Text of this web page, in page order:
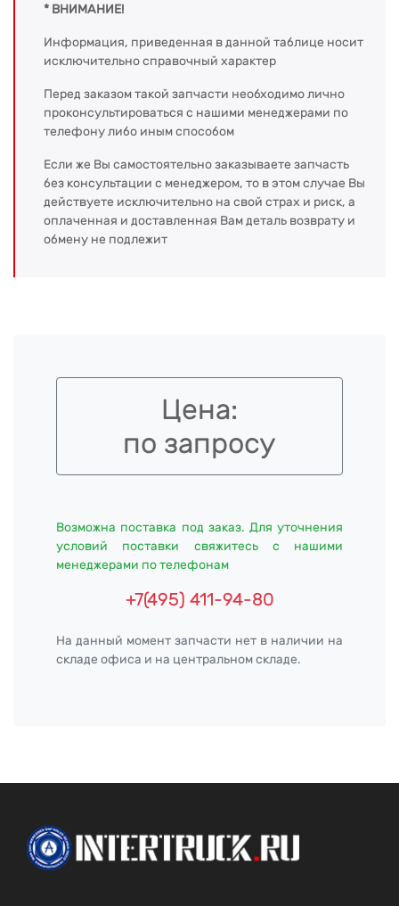
* ВНИМАНИЕ!
Информация, приведенная в данной таблице носит
исключительно справочный характер
Перед заказом такой запчасти необходимо лично
проконсультироваться с нашими менеджерами по
телефону либо иным способом
Если же Вы самостоятельно заказываете запчасть
без консультации с менеджером, то в этом случае Вы
действуете исключительно на свой страх и риск, а
оплаченная и доставленная Вам деталь возврату и
обмену не подлежит
Цена:
по запросу
Возможна поставка под заказ. Для уточнения
условий поставки свяжитесь с нашими
менеджерами по телефонам
+7(495) 411-94-80
На данный момент запчасти нет в наличии на
складе офиса и на центральном складе.